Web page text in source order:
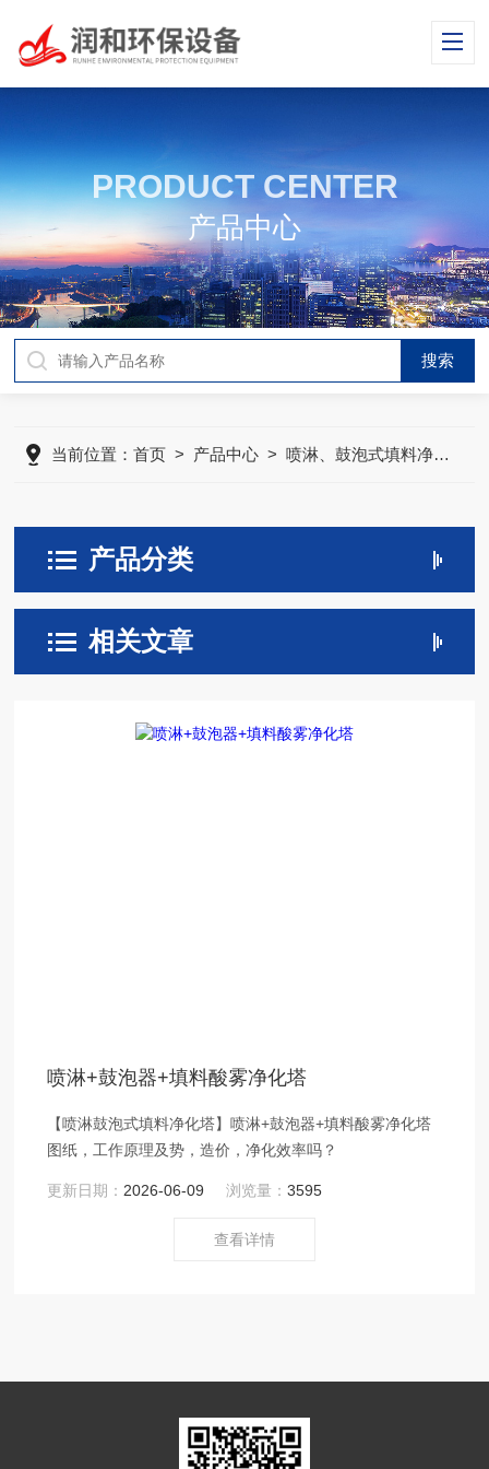
PRODUCT CENTER
产品中心
当前位置：首页 > 产品中心 >喷淋、鼓泡式填料净化塔
产品分类
相关文章
喷淋+鼓泡器+填料酸雾净化塔
【喷淋鼓泡式填料净化塔】喷淋+鼓泡器+填料酸雾净化塔
图纸，工作原理及势，造价，净化效率吗？
更新日期： 2026-06-09 浏览量：3595
查看详情